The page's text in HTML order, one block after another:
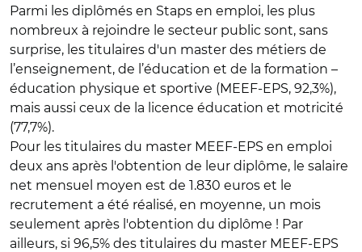
Parmi les diplômés en Staps en emploi, les plus
nombreux à rejoindre le secteur public sont, sans
surprise, les titulaires d'un master des métiers de
l’enseignement, de l’éducation et de la formation –
éducation physique et sportive (MEEF-EPS, 92,3%),
mais aussi ceux de la licence éducation et motricité
(77,7%).
Pour les titulaires du master MEEF-EPS en emploi
deux ans après l'obtention de leur diplôme, le salaire
net mensuel moyen est de 1.830 euros et le
recrutement a été réalisé, en moyenne, un mois
seulement après l'obtention du diplôme ! Par
ailleurs, si 96,5% des titulaires du master MEEF-EPS